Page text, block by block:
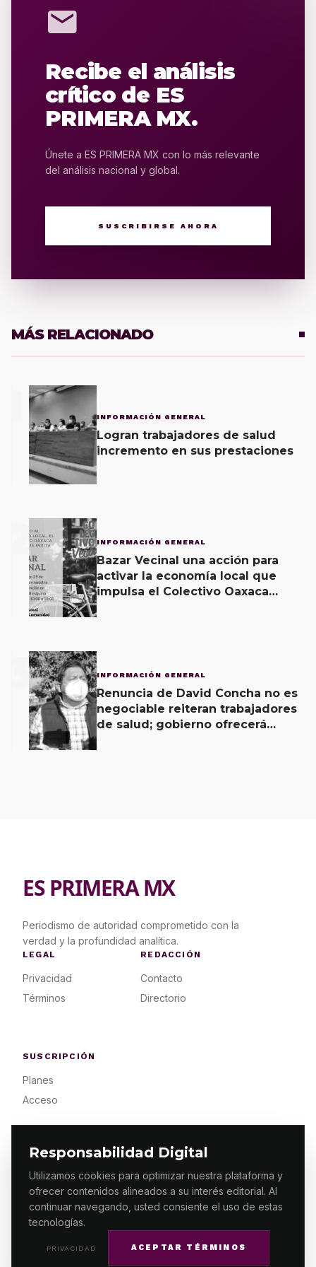
Responsabilidad Digital
Utilizamos cookies para optimizar nuestra plataforma y
ofrecer contenidos alineados a su interés editorial. Al
continuar navegando, usted consiente el uso de estas
tecnologías.
PRIVACIDAD ACEPTAR TÉRMINOS
mail
Recibe el análisis
crítico de ES
PRIMERA MX.
Únete a ES PRIMERA MX con lo más relevante
del análisis nacional y global.
SUSCRIBIRSE AHORA
MÁS RELACIONADO
INFORMACIÓN GENERAL
Logran trabajadores de salud
incremento en sus prestaciones
2 INFORMACIÓN GENERAL
Bazar Vecinal una acción para
activar la economía local que
impulsa el Colectivo Oaxaca
3 INFORMACIÓN GENERAL
Renuncia de David Concha no es
negociable reiteran trabajadores
de salud; gobierno ofrecerá
ES PRIMERA MX
Periodismo de autoridad comprometido con la
verdad y la profundidad analítica.
LEGAL
Privacidad
Términos
REDACCIÓN
Contacto
Directorio
SUSCRIPCIÓN
Planes
Acceso
© 2026 ES PRIMERA MX. ALGUNOS DERECHOS
RESERVADOS / DESIGNMAKING.MX